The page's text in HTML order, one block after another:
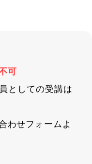
可
としての受講は
わせフォームよ